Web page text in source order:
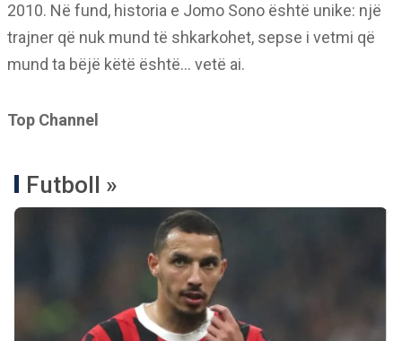
2010. Në fund, historia e Jomo Sono është unike: një
trajner që nuk mund të shkarkohet, sepse i vetmi që
mund ta bëjë këtë është… vetë ai.
Top Channel
Futboll »